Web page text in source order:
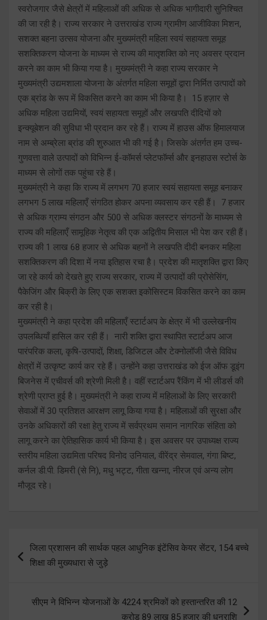
स्वरोजगार जैसे क्षेत्रों में महिलाओं की अधिक से अधिक भागीदारी सुनिश्चित
की जा रही है। राज्य सरकार ने उत्तराखंड राज्य ग्रामीण आजीविका मिशन,
सशक्त बहना उत्सव योजना और मुख्यमंत्री महिला स्वयं सहायता समूह
सशक्तिकरण योजना के माध्यम से राज्य की मातृशक्ति को नए अवसर प्रदान
करने का काम भी किया गया है। मुख्यमंत्री ने कहा राज्य सरकार ने
मुख्यमंत्री उद्यमशाला योजना के अंतर्गत महिला समूहों द्वारा निर्मित उत्पादों को
एक ब्रांड के रूप में विकसित करने का काम भी किया है। 15 हज़ार से
अधिक महिला उद्यमियों, स्वयं सहायता समूहों और लखपति दीदियों को
इन्क्यूबेशन की सुविधा भी प्रदान कर रहे हैं। राज्य में हाउस ऑफ हिमालयाज
नाम से अम्ब्रेला ब्रांड की शुरुआत भी की गई है। जिसके अंतर्गत हम उच्च-
गुणवत्ता वाले उत्पादों को विभिन्न ई-कॉमर्स प्लेटफॉर्म्स और इनहाउस स्टोर्स के
माध्यम से लोगों तक पहुंचा रहे हैं।
मुख्यमंत्री ने कहा कि राज्य में लगभग 70 हजार स्वयं सहायता समूह बनाकर
लगभग 5 लाख महिलाएँ संगठित होकर अपना व्यवसाय कर रही हैं। 7 हजार
से अधिक ग्राम्य संगठन और 500 से अधिक क्लस्टर संगठनों के माध्यम से
राज्य की महिलाएँ सामूहिक नेतृत्व की एक अद्वितीय मिसाल भी पेश कर रही हैं।
राज्य की 1 लाख 68 हजार से अधिक बहनों ने लखपति दीदी बनकर महिला
सशक्तिकरण की दिशा में नया इतिहास रचा है। प्रदेश की मातृशक्ति द्वारा किए
जा रहे कार्य को देखते हुए राज्य सरकार, राज्य में उत्पादों की प्रोसेसिंग,
पैकेजिंग और बिक्री के लिए एक सशक्त इकोसिस्टम विकसित करने का काम
कर रही है।
मुख्यमंत्री ने कहा प्रदेश की महिलाएँ स्टार्टअप के क्षेत्र में भी उल्लेखनीय
उपलब्धियाँ हासिल कर रही हैं। नारी शक्ति द्वारा स्थापित स्टार्टअप आज
पारंपरिक कला, कृषि-उत्पादों, शिक्षा, डिजिटल और टेक्नोलॉजी जैसे विविध
क्षेत्रों में उत्कृष्ट कार्य कर रहे हैं। उन्होंने कहा उत्तराखंड को ईज ऑफ डूइंग
बिजनेस में एचीवर्स की श्रेणी मिली है। वहीं स्टार्टअप रैंकिंग में भी लीडर्स की
श्रेणी प्राप्त हुई है। मुख्यमंत्री ने कहा राज्य में महिलाओं के लिए सरकारी
सेवाओं में 30 प्रतिशत आरक्षण लागू किया गया है। महिलाओं की सुरक्षा और
उनके अधिकारों की रक्षा हेतु राज्य में सर्वप्रथम समान नागरिक संहिता को
लागू करने का ऐतिहासिक कार्य भी किया है। इस अवसर पर उपाध्यक्ष राज्य
स्तरीय महिला उद्यमिता परिषद विनोद उनियाल, वीरेंद्र सेमवाल, गंगा बिष्ट,
कर्नल डी.पी. डिमरी (से नि), मधु भट्ट, गीता खन्ना, नीरज एवं अन्य लोग
मौजूद रहे।
navigation
जिला प्रशासन की सार्थक पहल आधुनिक इंटेंसिव केयर सेंटर, 154 बच्चे
शिक्षा की मुख्यधारा से जुड़े
सीएम ने विभिन्न योजनाओं के 4224 श्रमिकों को हस्तान्तरित की 12
करोड़ 89 लाख 85 हजार की धनराशि